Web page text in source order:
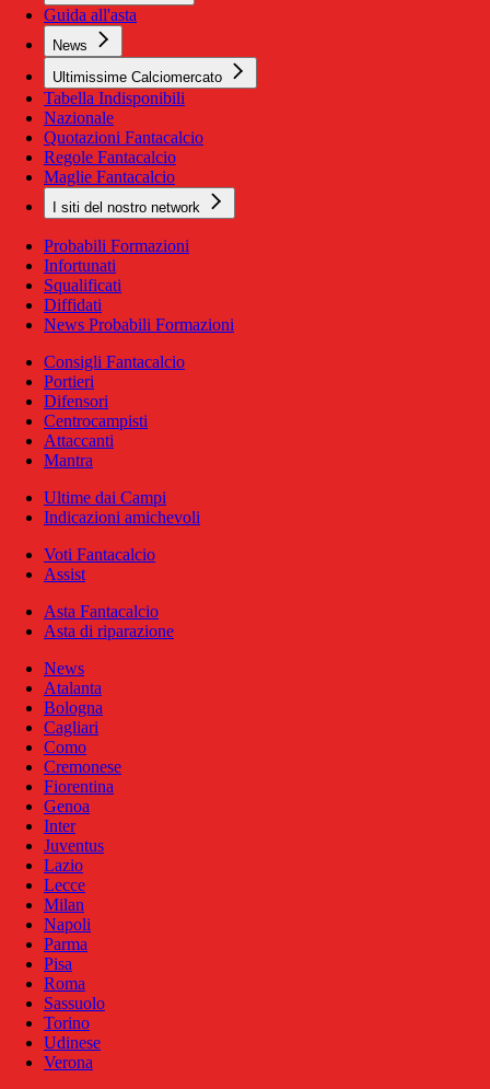
Guida all'asta
News
Ultimissime Calciomercato
Tabella Indisponibili
Nazionale
Quotazioni Fantacalcio
Regole Fantacalcio
Maglie Fantacalcio
I siti del nostro network
Probabili Formazioni
Infortunati
Squalificati
Diffidati
News Probabili Formazioni
Consigli Fantacalcio
Portieri
Difensori
Centrocampisti
Attaccanti
Mantra
Ultime dai Campi
Indicazioni amichevoli
Voti Fantacalcio
Assist
Asta Fantacalcio
Asta di riparazione
News
Atalanta
Bologna
Cagliari
Como
Cremonese
Fiorentina
Genoa
Inter
Juventus
Lazio
Lecce
Milan
Napoli
Parma
Pisa
Roma
Sassuolo
Torino
Udinese
Verona